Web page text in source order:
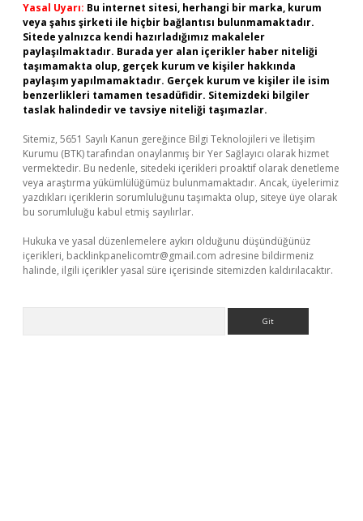
Yasal Uyarı: Bu internet sitesi, herhangi bir marka, kurum
veya şahıs şirketi ile hiçbir bağlantısı bulunmamaktadır.
Sitede yalnızca kendi hazırladığımız makaleler
paylaşılmaktadır. Burada yer alan içerikler haber niteliği
taşımamakta olup, gerçek kurum ve kişiler hakkında
paylaşım yapılmamaktadır. Gerçek kurum ve kişiler ile isim
benzerlikleri tamamen tesadüfidir. Sitemizdeki bilgiler
taslak halindedir ve tavsiye niteliği taşımazlar.
Sitemiz, 5651 Sayılı Kanun gereğince Bilgi Teknolojileri ve İletişim
Kurumu (BTK) tarafından onaylanmış bir Yer Sağlayıcı olarak hizmet
vermektedir. Bu nedenle, sitedeki içerikleri proaktif olarak denetleme
veya araştırma yükümlülüğümüz bulunmamaktadır. Ancak, üyelerimiz
yazdıkları içeriklerin sorumluluğunu taşımakta olup, siteye üye olarak
bu sorumluluğu kabul etmiş sayılırlar.
Hukuka ve yasal düzenlemelere aykırı olduğunu düşündüğünüz
içerikleri, backlinkpanelicomtr@gmail.com adresine bildirmeniz
halinde, ilgili içerikler yasal süre içerisinde sitemizden kaldırılacaktır.